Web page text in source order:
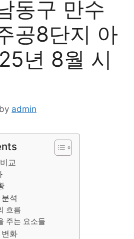
동구 만수
공8단지 아
년 8월 시
by admin
교
석
흐름
주는 요소들
화